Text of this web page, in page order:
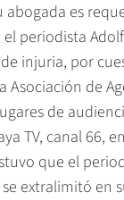
abogada es
periodista
injuria, por
Asociación de
de
TV, canal 66,
que el
extralimitó en